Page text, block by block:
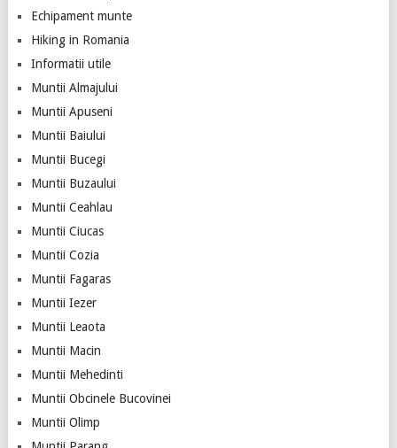
Echipament munte
Hiking in Romania
Informatii utile
Muntii Almajului
Muntii Apuseni
Muntii Baiului
Muntii Bucegi
Muntii Buzaului
Muntii Ceahlau
Muntii Ciucas
Muntii Cozia
Muntii Fagaras
Muntii Iezer
Muntii Leaota
Muntii Macin
Muntii Mehedinti
Muntii Obcinele Bucovinei
Muntii Olimp